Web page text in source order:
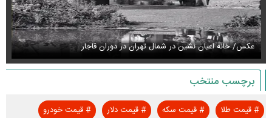
عکس/ خانه اعیان نشین در شمال تهران در دوران قاجار
برچسب منتخب
#قیمت طلا #قیمت سکه #قیمت دلار #قیمت خودرو